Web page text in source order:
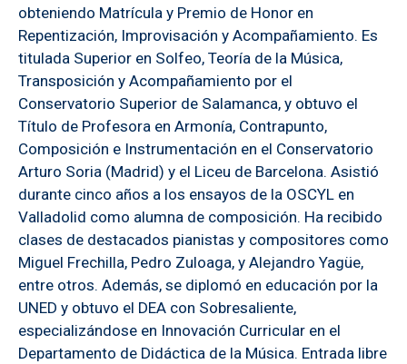
obteniendo Matrícula y Premio de Honor en
Repentización, Improvisación y Acompañamiento. Es
titulada Superior en Solfeo, Teoría de la Música,
Transposición y Acompañamiento por el
Conservatorio Superior de Salamanca, y obtuvo el
Título de Profesora en Armonía, Contrapunto,
Composición e Instrumentación en el Conservatorio
Arturo Soria (Madrid) y el Liceu de Barcelona. Asistió
durante cinco años a los ensayos de la OSCYL en
Valladolid como alumna de composición. Ha recibido
clases de destacados pianistas y compositores como
Miguel Frechilla, Pedro Zuloaga, y Alejandro Yagüe,
entre otros. Además, se diplomó en educación por la
UNED y obtuvo el DEA con Sobresaliente,
especializándose en Innovación Curricular en el
Departamento de Didáctica de la Música. Entrada libre